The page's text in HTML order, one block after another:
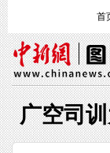
首
广空司